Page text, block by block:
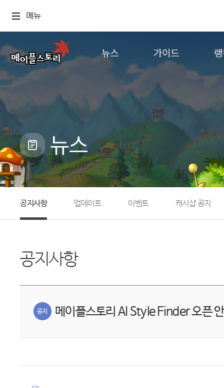
메뉴
뉴스
공지사항
업데이트
캐시샵 공지
메이플 알림판
with maple
가이드
게임정보
직업소개
확률형 아이템
NEXON NOW
뉴스
공지사항 업데이트 이벤트 캐시샵 공지
공지사항
메이플스토리 AI Style Finder 오픈